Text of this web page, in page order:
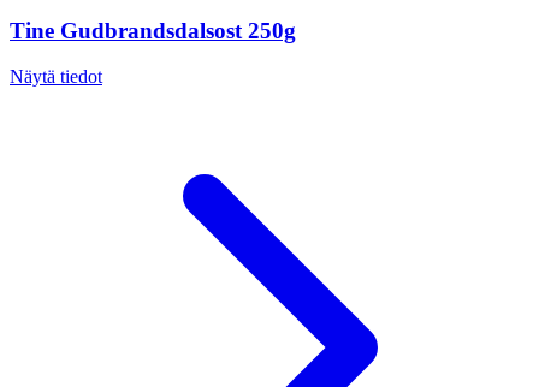
Tine Gudbrandsdalsost 250g
Näytä tiedot